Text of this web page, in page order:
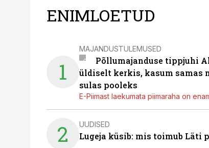
ENIMLOETUD
1
MAJANDUSTULEMUSED
Põllumajanduse tippjuhi
üldiselt kerkis, kasum samas
sulas pooleks
E-Piimast laekumata piimaraha on
2 UUDISED
Lugeja küsib: mis toimub Läti